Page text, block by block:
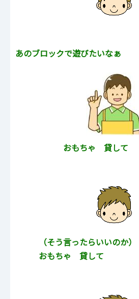
ぼ
あのブロックで遊びたいなぁ
おもちゃ 貸して
（そう言ったらいいのか）
おもちゃ 貸して